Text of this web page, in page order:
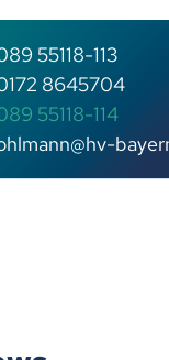
55118-113
8645704
55118-114